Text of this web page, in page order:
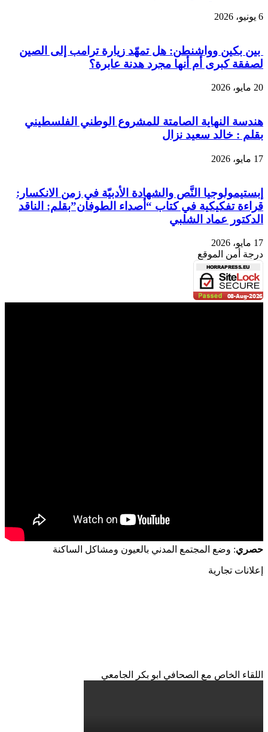
6 يونيو، 2026
بين بكين وواشنطن: هل تمهّد زيارة ترامب إلى الصين
لصفقة كبرى أم أنها مجرد هدنة عابرة؟
20 مايو، 2026
هندسة النهاية الصامتة للمشروع الوطني الفلسطيني
بقلم : خالد سعيد نزال
17 مايو، 2026
​إبستيمولوجيا النَّص والشهادة الأدبيّة في زمن الانكسار:
قراءة تفكيكية في كتاب “أصداء الطوفان”​بقلم: الناقد
الدكتور عماد الشلبي​
17 مايو، 2026
درجة أمن الموقع
حصري: وضع المجتمع المدني بالعيون ومشاكل الساكنة
إعلانات تجارية
اللقاء الخاص مع الصحافي ابو بكر الجامعي